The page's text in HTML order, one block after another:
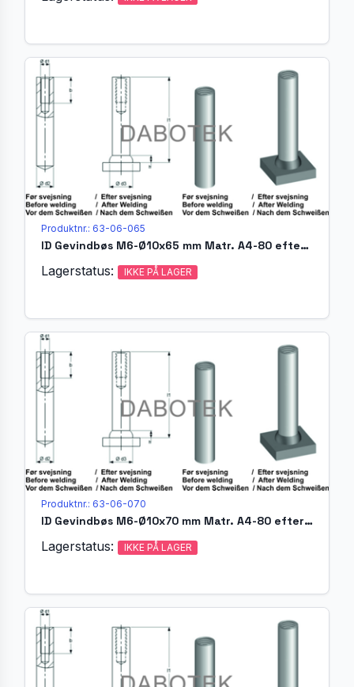
Produktnr.: 63-06-065
ID Gevindbøs M6-Ø10x65 mm Matr. A4-80 efter EN ISO 13918
Lagerstatus: IKKE PÅ LAGER
Produktnr.: 63-06-070
ID Gevindbøs M6-Ø10x70 mm Matr. A4-80 efter EN ISO 13918
Lagerstatus: IKKE PÅ LAGER